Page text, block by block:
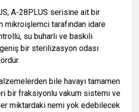
A-28PLUS serisine ait bir
mikroişlemci tarafından idare
su buharlı ve baskılı
bir sterilizasyon odası
bile havayı tamamen
bir fraksiyonlu vakum sistemi ve
miktardaki nemi yok edebilecek